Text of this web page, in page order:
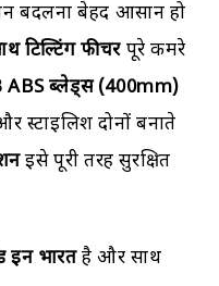
बदलना बेहद आसान हो
टिल्टिंग फीचर पूरे कमरे
ABSब्लेड्स (400mm)
स्टाइलिश दोनों बनाते
इसे पूरी तरह सुरक्षित
इन भारतहै और साथ